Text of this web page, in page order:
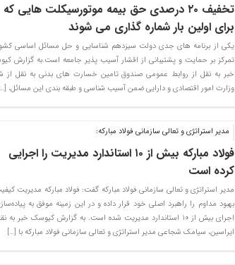
تخفیف ۲۰ درصدی حق بیمه موتورسیکلت هایی که
برای اولین بار شماره گذاری می شوند
یکی از برنامه های جدی دولت سیزدهم شناسایی و حل مسائل اساسی
تمرکز بر حمایت و پشتیبانی از اقشار آسیب پذیر جامعه است.به گزارش
خبر به نقل از روابط عمومی صندوق تامین خسارت های بدنی به نقل از
وزارت امور اقتصادی و دارایی ضمن آسیب شناسی و طبقه بندی این مسائل،
مدیر استراتژی و تعالی سازمانی فولاد مبارکه:
فولاد مبارکه بیش از ۱۰ استاندارد مدیریت را اجرایی
کرده است
مدیر استراتژی و تعالی سازمانی فولاد مبارکه گفت: فولاد مبارکه مدیریت
بهبود مداوم را راهبرد اصلی خود قرار داده و در این زمینه موفق به
اجرای بیش از ۱۰ استاندارد مدیریت شده است. به گزارش کیوسک خبر به
ایراسین، سیامک شجاعی مدیر استراتژی و تعالی سازمانی فولاد مبارکه با […]